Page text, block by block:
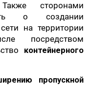
сторонами
о создании
на территории
посредством
контейнерного
пропускной